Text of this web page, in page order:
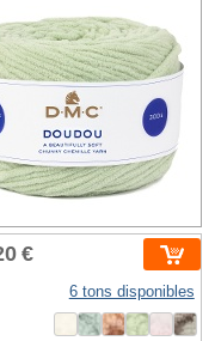
€
6 tons disponibles